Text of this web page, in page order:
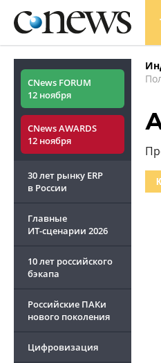
CNews FORUM
12 ноября
CNews AWARDS
12 ноября
30 лет рынку ERP
в России
Главные
ИТ-сценарии 2026
10 лет российского
бэкапа
Российские ПАКи
нового поколения
Цифровизация